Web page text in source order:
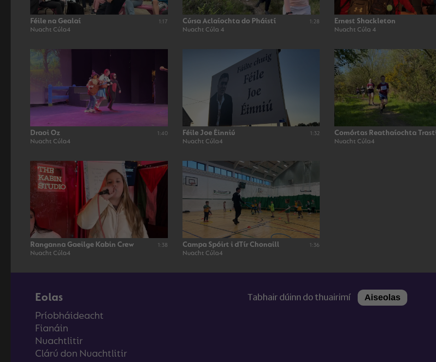
Féile na Gealaí
Nuacht Cúla4
1:17 Cúrsa Aclaíochta do Pháistí
Nuacht Cúla 4
1:28 Ernest Shackleton
Nuacht Cúla 4
Draoi Oz
Nuacht Cúla4
1:40 Féile Joe Éinniú
Nuacht Cúla4
1:32 Comórtas Reathaíochta
Nuacht Cúla4
Ranganna Gaeilge Kabin Crew
Nuacht Cúla4
1:38 Campa Spóirt i dTír Chonaill
Nuacht Cúla4
1:36
Tabhair dúinn do thuairimí Aiseolas
Eolas
Príobháideacht
Fianáin
Nuachtlitir
Clárú don Nuachtlitir